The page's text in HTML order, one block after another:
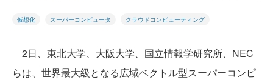
仮想化 スーパーコンピュータ クラウドコンピューティング
2日、東北大学、大阪大学、国立情報学研究所、NEC
らは、世界最大級となる広域ベクトル型スーパーコンピ